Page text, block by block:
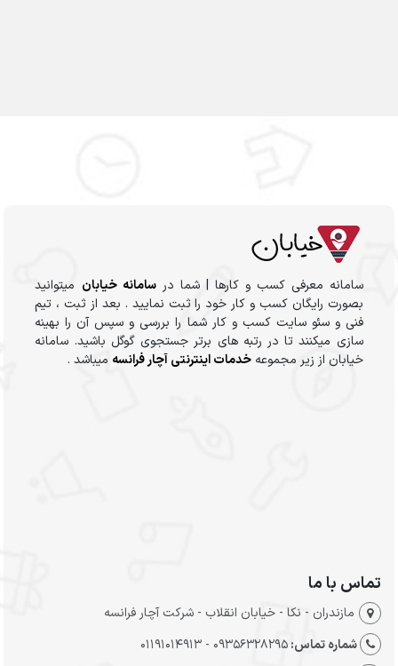
سامانه معرفی کسب و کارها | شما درسامانه خیابان میتوانید
بصورت رایگان کسب و کار خود را ثبت نمایید . بعد از ثبت ، تیم
فنی و سئو سایت کسب و کار شما را بررسی و سپس آن را بهینه
سازی میکنند تا در رتبه های برتر جستجوی گوگل باشید. سامانه
خیابان از زیر مجموعهخدمات اینترنتی آچار فرانسه میباشد .
تماس با ما
مازندران - نکا - خیابان انقلاب - شرکت آچار فرانسه
شماره تماس:09356328295 - 01191014913